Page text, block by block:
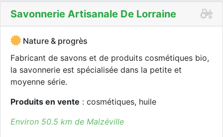
Savonnerie Artisanale De Lorraine
Nature & progrès
Fabricant de savons et de produits cosmétiques bio,
la savonnerie est spécialisée dans la petite et
moyenne série.
Produits en vente : cosmétiques, huile
Environ 50.5 km de Malzéville